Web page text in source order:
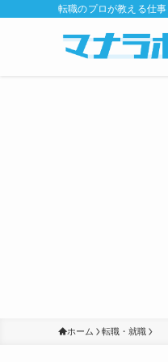
転職のプロが教える仕
ホーム 転職・就職